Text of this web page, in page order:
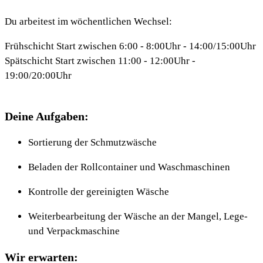
Du arbeitest im wöchentlichen Wechsel:
Frühschicht Start zwischen 6:00 - 8:00Uhr - 14:00/15:00Uhr
Spätschicht Start zwischen 11:00 - 12:00Uhr -
19:00/20:00Uhr
Deine Aufgaben:
Sortierung der Schmutzwäsche
Beladen der Rollcontainer und Waschmaschinen
Kontrolle der gereinigten Wäsche
Weiterbearbeitung der Wäsche an der Mangel, Lege-
und Verpackmaschine
Wir erwarten: